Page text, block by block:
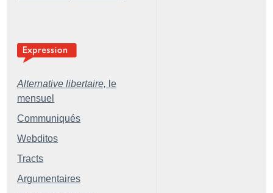
Alternative libertaire, le
mensuel
Communiqués
Webditos
Tracts
Argumentaires